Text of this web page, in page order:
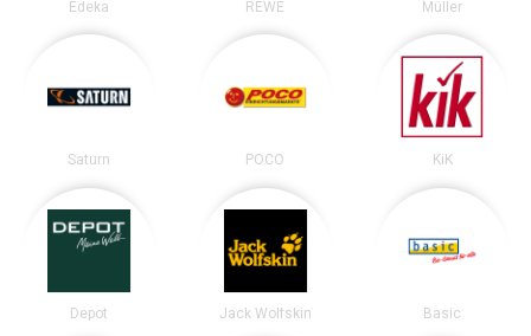
Edeka REWE Müller
Saturn POCO KiK
Depot Jack Wolfskin Basic